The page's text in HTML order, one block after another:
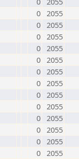
0 2055
0 2055
0 2055
0 2055
0 2055
0 2055
0 2055
0 2055
0 2055
0 2055
0 2055
0 2055
0 2055